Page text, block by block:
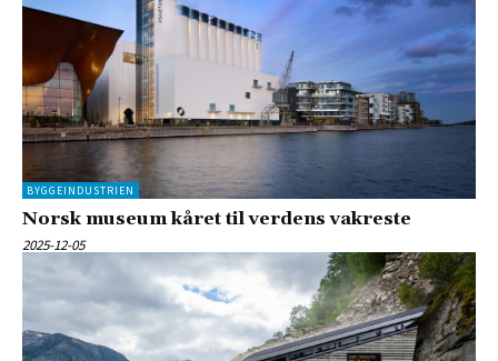
BYGGEINDUSTRIEN
Norsk museum kåret til verdens vakreste
2025-12-05